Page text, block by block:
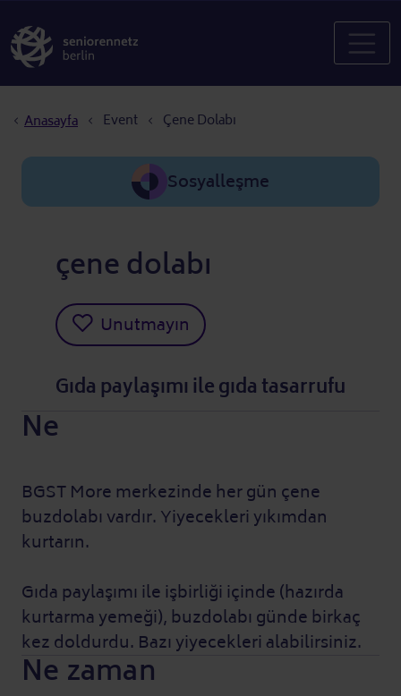
Anasayfa Event Çene Dolabı
Sosyalleşme
çene dolabı
Unutmayın
Gıda paylaşımı ile gıda tasarrufu
Ne
BGST More merkezinde her gün çene
buzdolabı vardır. Yiyecekleri yıkımdan
kurtarın.
Gıda paylaşımı ile işbirliği içinde (hazırda
kurtarma yemeği), buzdolabı günde birkaç
kez doldurdu. Bazı yiyecekleri alabilirsiniz.
Ne zaman